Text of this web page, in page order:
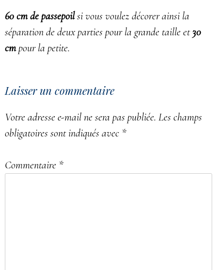
60 cm de passepoilsi vous voulez décorer ainsi la
séparation de deux parties pour la grande taille et30
cmpour la petite.
Laisser un commentaire
Votre adresse e-mail ne sera pas publiée. Les champs
obligatoires sont indiqués avec *
Commentaire *